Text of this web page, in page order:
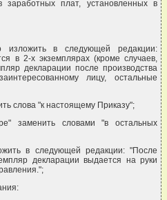
плат, установленных в
изложить в следующей редакции:
в 2-х экземплярах (кроме случаев,
декларации после производства
лицу, остальные
слова "к настоящему Приказу";
заменить словами "в остальных
в следующей редакции: "После
декларации выдается на руки